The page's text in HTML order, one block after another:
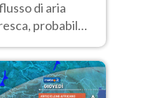
di aria
probabile